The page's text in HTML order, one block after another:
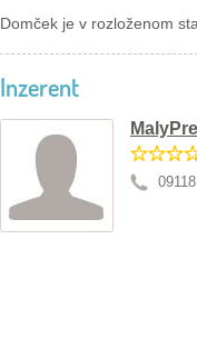
Domček je v rozloženom
Inzerent